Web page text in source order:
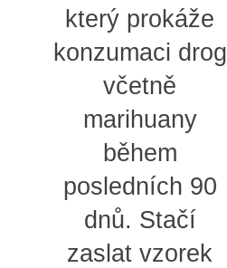
který prokáže
konzumaci drog
včetně
marihuany
během
posledních 90
dnů. Stačí
zaslat vzorek